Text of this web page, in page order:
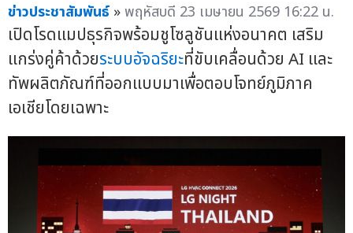
ข่าวประชาสัมพันธ์ »พฤหัสบดี 23 เมษายน 2569 16:22 น.
เปิดโรดแมปธุรกิจพร้อมชูโซลูชันแห่งอนาคต เสริม
แกร่งคู่ค้าด้วยระบบอัจฉริยะที่ขับเคลื่อนด้วย AI และ
ทัพผลิตภัณฑ์ที่ออกแบบมาเพื่อตอบโจทย์ภูมิภาค
เอเชียโดยเฉพาะ